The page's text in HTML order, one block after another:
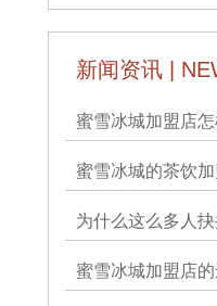
新闻资讯 |
蜜雪冰城加盟店
蜜雪冰城的茶饮
为什么这么多人
蜜雪冰城加盟店